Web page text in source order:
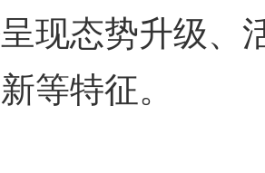
现态势升级、
等特征。